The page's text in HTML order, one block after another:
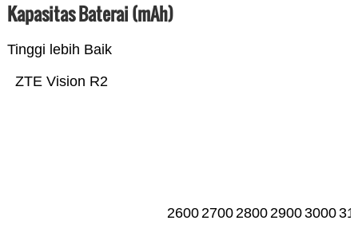
Kapasitas Baterai (mAh)
Tinggi lebih Baik
ZTE Vision R2
26002700280029003000